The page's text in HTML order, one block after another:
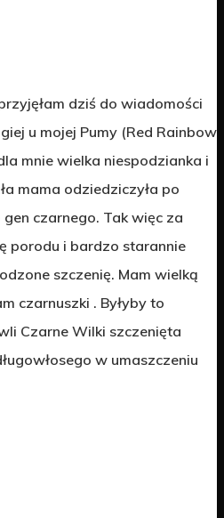
dziś do wiadomości
u mojej Pumy (Red Rainbow
mnie wielka niespodzianka i
mama odziedziczyła po
czarnego. Tak więc za
porodu i bardzo starannie
szczenię. Mam wielką
czarnuszki . Byłyby to
Czarne Wilki szczenięta
w umaszczeniu